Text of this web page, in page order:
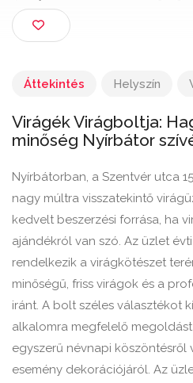
Nyírbátor, Szentvér u. 15,
Áttekintés Helyszín
Virágék Virágboltja:
minőség Nyírbátor
Nyírbátorban, a Szentvér utca
nagy múltra visszatekintő
kedvelt beszerzési forrása, ha
ajándékról van szó. Az üzlet
rendelkezik a virágkötészet
minőségű, friss virágok és a
iránt. A bolt széles választékot
alkalomra megfelelő
egyszerű névnapi köszöntésről
esemény dekorációjáról. Az